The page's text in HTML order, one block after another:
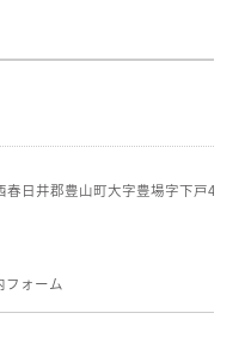
、
https://healthlife.co.jp/（神戸、宝塚
（阪急、広島他各店）
（横浜、吉祥寺各店）
（名古屋市）
（名古屋市）
（高山市）
（高山市）
日井郡豊山町大字豊場字下戸41番地
ォーム